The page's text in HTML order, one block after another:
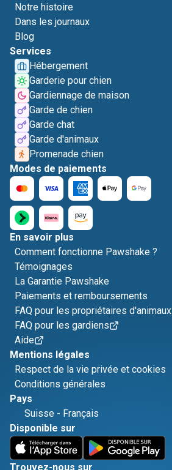
Notre histoire
Dans les journaux
Blog
Services
Hébergement
Garderie pour chien
Gardiennage de maison
Garde de chien
Garde chat
Garde d'animaux
Promenade chien
Modes de paiements
En savoir plus
Comment fonctionne Pawshake ?
Témoignages
La Garantie Pawshake
Paiements et remboursements
FAQ pour les propriétaires d'animaux
FAQ pour les gardiens
Aide
Mentions légales
Respect de la vie privée et cookies
Conditions générales
Pays
Suisse - Français
Disponible sur
Trouvez-nous sur